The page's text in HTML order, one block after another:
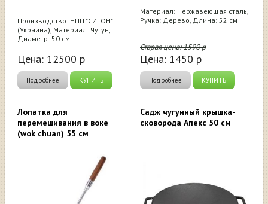
Производство: НПП "СИТОН"
(Украина), Материал: Чугун,
Диаметр: 50 см
Цена: 12500 р
Подробнее КУПИТЬ
Материал: Нержавеющая сталь,
Ручка: Дерево, Длина: 52 см
Старая цена:1590р
Цена: 1450 р
Подробнее КУПИТЬ
Лопатка для
перемешивания в воке
(wok chuan) 55 см
Садж чугунный крышка-
сковорода Апекс 50 см